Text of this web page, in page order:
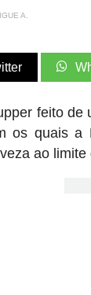
A.
feito
os quais a
ao limite